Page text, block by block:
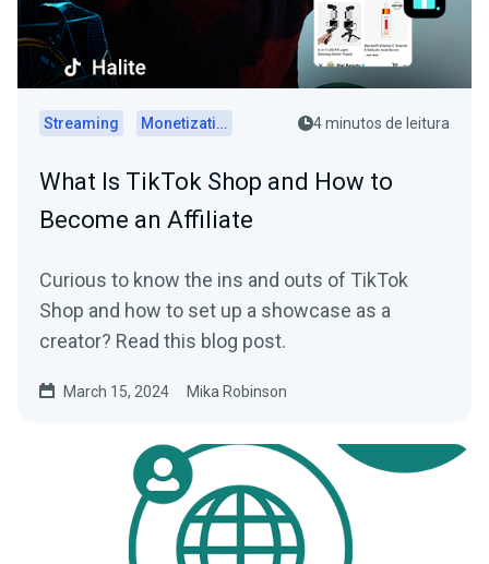
Streaming Monetization 4 minutos de leitura
What Is TikTok Shop and How to
Become an Affiliate
Curious to know the ins and outs of TikTok
Shop and how to set up a showcase as a
creator? Read this blog post.
March 15, 2024 Mika Robinson